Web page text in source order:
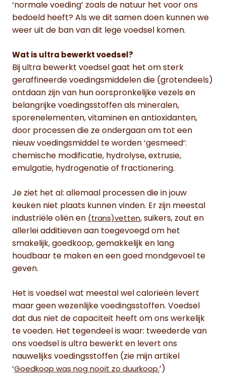
‘normale voeding’ zoals de natuur het voor ons
bedoeld heeft? Als we dit samen doen kunnen we
weer uit de ban van dit lege voedsel komen.
Wat is ultra bewerkt voedsel?
Bij ultra bewerkt voedsel gaat het om sterk
geraffineerde voedingsmiddelen die (grotendeels)
ontdaan zijn van hun oorspronkelijke vezels en
belangrijke voedingsstoffen als mineralen,
sporenelementen, vitaminen en antioxidanten,
door processen die ze ondergaan om tot een
nieuw voedingsmiddel te worden ‘gesmeed’:
chemische modificatie, hydrolyse, extrusie,
emulgatie, hydrogenatie of fractionering.
Je ziet het al: allemaal processen die in jouw
keuken niet plaats kunnen vinden. Er zijn meestal
industriële oliën en (trans)vetten, suikers, zout en
allerlei additieven aan toegevoegd om het
smakelijk, goedkoop, gemakkelijk en lang
houdbaar te maken en een goed mondgevoel te
geven.
Het is voedsel wat meestal wel calorieën levert
maar geen wezenlijke voedingsstoffen. Voedsel
dat dus niet de capaciteit heeft om ons werkelijk
te voeden. Het tegendeel is waar: tweederde van
ons voedsel is ultra bewerkt en levert ons
nauwelijks voedingsstoffen (zie mijn artikel
‘Goedkoop was nog nooit zo duurkoop.’)